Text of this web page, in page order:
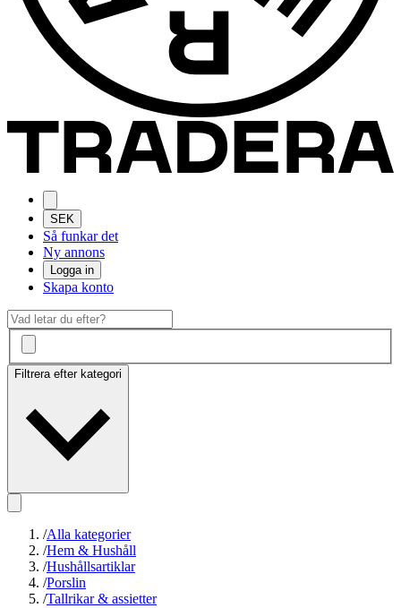
SEK
Så funkar det
Ny annons
Logga in
Skapa konto
Filtrera efter kategori
/Alla kategorier
/Hem & Hushåll
/Hushållsartiklar
/Porslin
/Tallrikar & assietter